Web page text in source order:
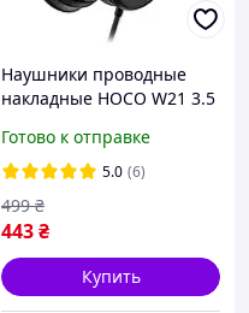
Наушники проводные
накладные HOCO W21 3.5
микрофоном Black
Готово к отправке
5.0 (6)
443₴
499 ₴
Купить